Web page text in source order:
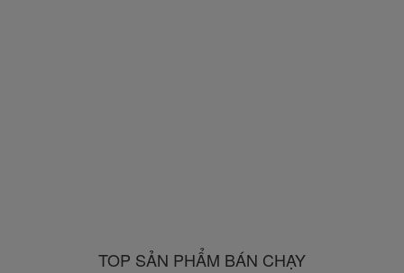
TOP SẢN PHẨM BÁN CHẠY